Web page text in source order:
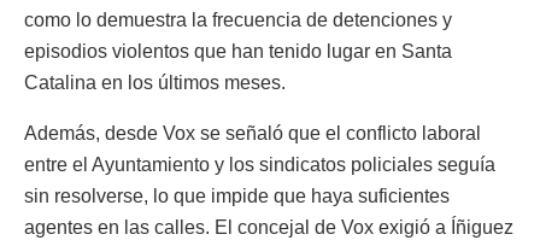
como lo demuestra la frecuencia de detenciones y
episodios violentos que han tenido lugar en Santa
Catalina en los últimos meses.
Además, desde Vox se señaló que el conflicto laboral
entre el Ayuntamiento y los sindicatos policiales seguía
sin resolverse, lo que impide que haya suficientes
agentes en las calles. El concejal de Vox exigió a Íñiguez